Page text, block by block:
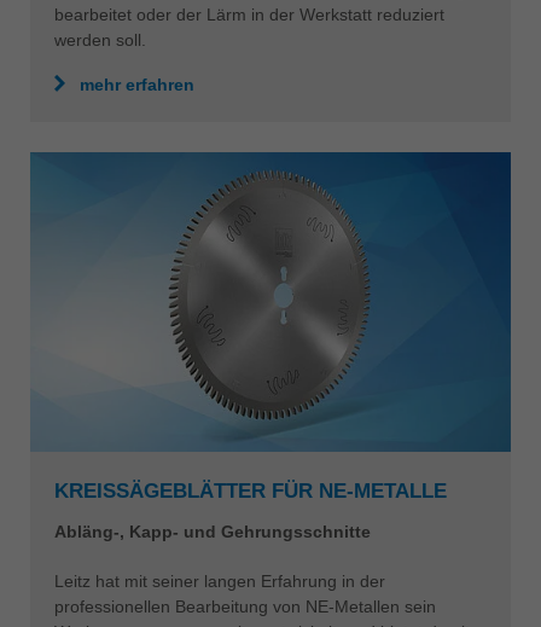
bearbeitet oder der Lärm in der Werkstatt reduziert
werden soll.
mehr erfahren
KREISSÄGEBLÄTTER FÜR NE-METALLE
Abläng-, Kapp- und Gehrungsschnitte
Leitz hat mit seiner langen Erfahrung in der
professionellen Bearbeitung von NE-Metallen sein